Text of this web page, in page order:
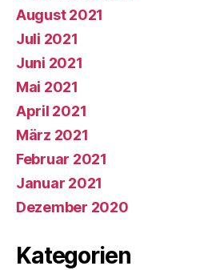
August 2021
Juli 2021
Juni 2021
Mai 2021
April 2021
März 2021
Februar 2021
Januar 2021
Dezember 2020
Kategorien